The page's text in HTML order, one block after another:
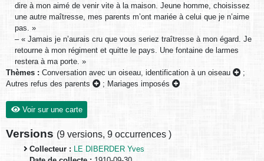
dire à mon aimé de venir vite à la maison. Jeune homme, choisissez
une autre maîtresse, mes parents m’ont mariée à celui que je n’aime
pas. »
– « Jamais je n’aurais cru que vous seriez traîtresse à mon égard. Je
retourne à mon régiment et quitte le pays. Une fontaine de larmes
restera à ma porte. »
Thèmes : Conversation avec un oiseau, identification à un oiseau
;
Autres refus des parents
; Mariages imposés
Voir sur une carte
Versions (9 versions, 9 occurrences )
Collecteur : LE DIBERDER Yves